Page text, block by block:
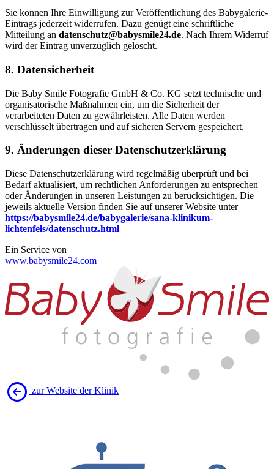
Sie können Ihre Einwilligung zur Veröffentlichung des Babygalerie-
Eintrags jederzeit widerrufen. Dazu genügt eine schriftliche
Mitteilung an datenschutz@babysmile24.de. Nach Ihrem Widerruf
wird der Eintrag unverzüglich gelöscht.
8. Datensicherheit
Die Baby Smile Fotografie GmbH & Co. KG setzt technische und
organisatorische Maßnahmen ein, um die Sicherheit der
verarbeiteten Daten zu gewährleisten. Alle Daten werden
verschlüsselt übertragen und auf sicheren Servern gespeichert.
9. Änderungen dieser Datenschutzerklärung
Diese Datenschutzerklärung wird regelmäßig überprüft und bei
Bedarf aktualisiert, um rechtlichen Anforderungen zu entsprechen
oder Änderungen in unseren Leistungen zu berücksichtigen. Die
jeweils aktuelle Version finden Sie auf unserer Website unter
https://babysmile24.de/babygalerie/sana-klinikum-
lichtenfels/datenschutz.html
Ein Service von
www.babysmile24.com
zur Website der Klinik